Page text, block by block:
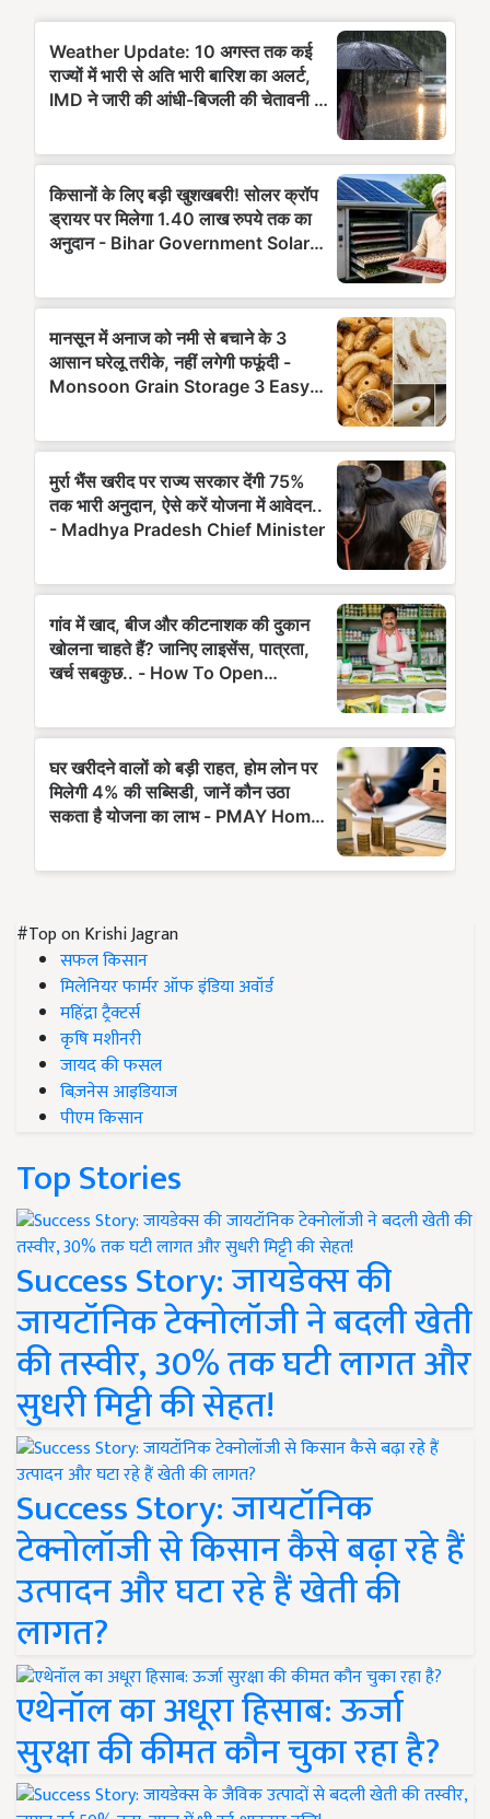
#Top on Krishi Jagran
सफल किसान
मिलेनियर फार्मर ऑफ इंडिया अवॉर्ड
महिंद्रा ट्रैक्टर्स
कृषि मशीनरी
जायद की फसल
बिज़नेस आइडियाज
पीएम किसान
Top Stories
Success Story: जायडेक्स की
जायटॉनिक टेक्नोलॉजी ने बदली खेती
की तस्वीर, 30% तक घटी लागत और
सुधरी मिट्टी की सेहत!
Success Story: जायटॉनिक
टेक्नोलॉजी से किसान कैसे बढ़ा रहे हैं
उत्पादन और घटा रहे हैं खेती की
लागत?
एथेनॉल का अधूरा हिसाब: ऊर्जा
सुरक्षा की कीमत कौन चुका रहा है?